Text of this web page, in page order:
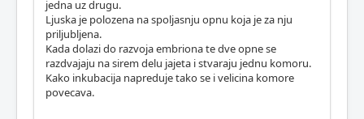
jedna uz drugu.
Ljuska je polozena na spoljasnju opnu koja je za nju
priljubljena.
Kada dolazi do razvoja embriona te dve opne se
razdvajaju na sirem delu jajeta i stvaraju jednu komoru.
Kako inkubacija napreduje tako se i velicina komore
povecava.